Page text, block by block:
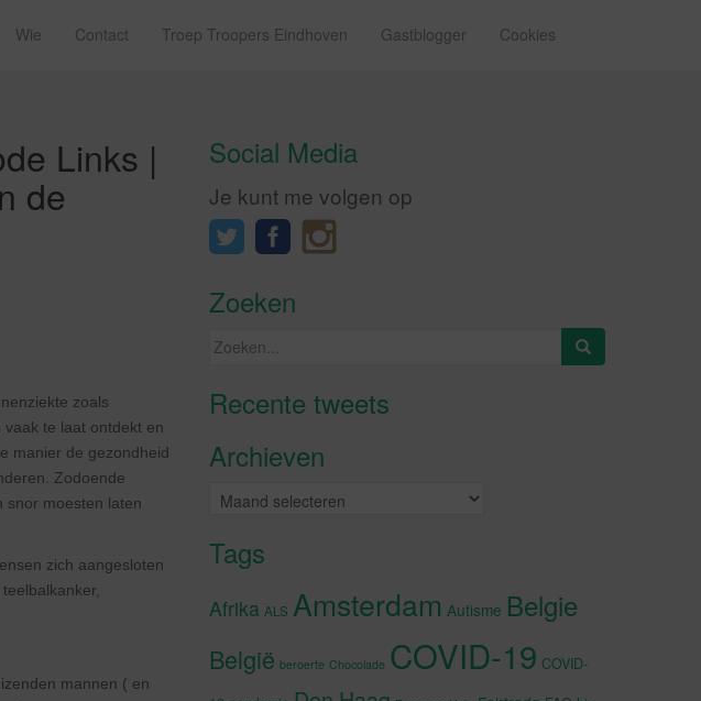
Wie Contact Troep Troopers Eindhoven Gastblogger Cookies
Links |
de
zoals
te laat ontdekt en
manier de gezondheid
Zodoende
snor moesten laten
zich aangesloten
mannen ( en
Social Media
Je kunt me volgen op
Zoeken
Zoeken
Recente tweetsKlik om marketing cookies te
Archieven
Archieven
Tags
Afrika ALS Amsterdam Autisme Belgie
België beroerte Chocolade COVID-19 COVID-